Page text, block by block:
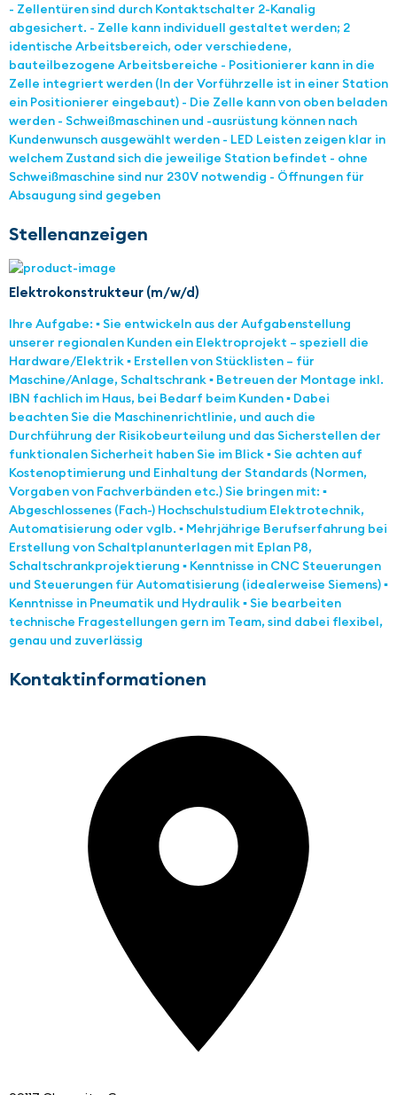
- Zellentüren sind durch Kontaktschalter 2-Kanalig
abgesichert. - Zelle kann individuell gestaltet werden; 2
identische Arbeitsbereich, oder verschiedene,
bauteilbezogene Arbeitsbereiche - Positionierer kann in die
Zelle integriert werden (In der Vorführzelle ist in einer Station
ein Positionierer eingebaut) - Die Zelle kann von oben beladen
werden - Schweißmaschinen und -ausrüstung können nach
Kundenwunsch ausgewählt werden - LED Leisten zeigen klar in
welchem Zustand sich die jeweilige Station befindet - ohne
Schweißmaschine sind nur 230V notwendig - Öffnungen für
Absaugung sind gegeben
Stellenanzeigen
Elektrokonstrukteur (m/w/d)
Ihre Aufgabe: ▪ Sie entwickeln aus der Aufgabenstellung
unserer regionalen Kunden ein Elektroprojekt – speziell die
Hardware/Elektrik ▪ Erstellen von Stücklisten – für
Maschine/Anlage, Schaltschrank ▪ Betreuen der Montage inkl.
IBN fachlich im Haus, bei Bedarf beim Kunden ▪ Dabei
beachten Sie die Maschinenrichtlinie, und auch die
Durchführung der Risikobeurteilung und das Sicherstellen der
funktionalen Sicherheit haben Sie im Blick ▪ Sie achten auf
Kostenoptimierung und Einhaltung der Standards (Normen,
Vorgaben von Fachverbänden etc.) Sie bringen mit: ▪
Abgeschlossenes (Fach-) Hochschulstudium Elektrotechnik,
Automatisierung oder vglb. ▪ Mehrjährige Berufserfahrung bei
Erstellung von Schaltplanunterlagen mit Eplan P8,
Schaltschrankprojektierung ▪ Kenntnisse in CNC Steuerungen
und Steuerungen für Automatisierung (idealerweise Siemens) ▪
Kenntnisse in Pneumatik und Hydraulik ▪ Sie bearbeiten
technische Fragestellungen gern im Team, sind dabei flexibel,
genau und zuverlässig
Kontaktinformationen